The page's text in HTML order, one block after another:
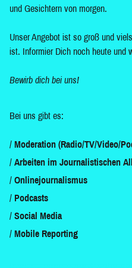
und Gesichtern von morgen.
Unser Angebot ist so groß und
ist. Informier Dich noch heute und
Bewirb dich bei uns!
Bei uns gibt es:
Moderation (Radio/TV/Video/
Arbeiten im Journalistischen
Onlinejournalismus
Podcasts
Social Media
Mobile Reporting